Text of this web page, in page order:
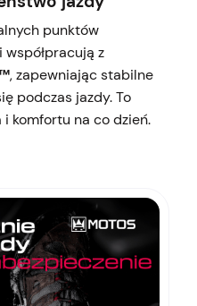
punktów
z
, zapewniając stabilne
podczas jazdy. To
komfortu na co dzień.